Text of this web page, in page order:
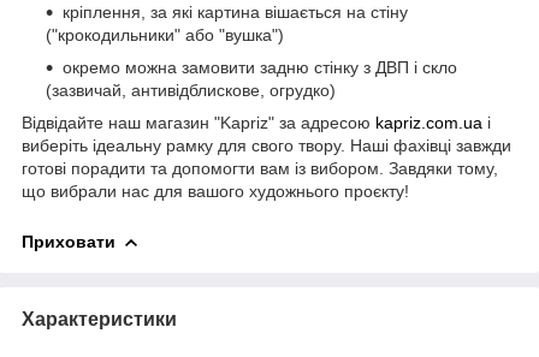
кріплення, за які картина вішається на стіну
("крокодильники" або "вушка")
окремо можна замовити задню стінку з ДВП і скло
(зазвичай, антивідблискове, огрудко)
Відвідайте наш магазин "Kapriz" за адресою kapriz.com.ua і
виберіть ідеальну рамку для свого твору. Наші фахівці завжди
готові порадити та допомогти вам із вибором. Завдяки тому,
що вибрали нас для вашого художнього проєкту!
Приховати
Характеристики